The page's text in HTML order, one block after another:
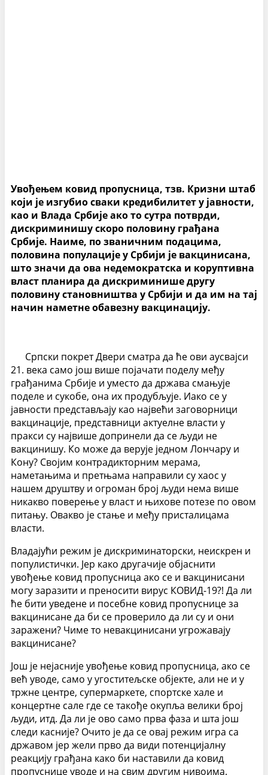
Увођењем ковид пропусница, тзв. Кризни штаб
који је изгубио сваки кредибилитет у јавности,
као и Влада Србије ако то сутра потврди,
дискриминишу скоро половину грађана
Србије. Наиме, по званичним подацима,
половина популације у Србији је вакцинисана,
што значи да ова недемократска и коруптивна
власт планира да дискриминише другу
половину становништва у Србији и да им на тај
начин наметне обавезну вакцинацију.
Српски покрет Двери сматра да ће ови аусвајси
21. века само још више појачати поделу међу
грађанима Србије и уместо да држава смањује
поделе и сукобе, она их продубљује. Иако се у
јавности представљају као највећи заговорници
вакцинације, представници актуелне власти у
пракси су највише допринели да се људи не
вакцинишу. Ко може да верује једном Лончару и
Кону? Својим контрадикторним мерама,
наметањима и претњама направили су хаос у
нашем друштву и огроман број људи нема више
никакво поверење у власт и њихове потезе по овом
питању. Овакво је стање и међу присталицама
власти.
Владајући режим је дискриминаторски, неискрен и
популистички. Јер како другачије објаснити
увођење ковид пропусница ако се и вакцинисани
могу заразити и преносити вирус КОВИД-19?! Да ли
ће бити уведене и посебне ковид пропуснице за
вакцинисане да би се проверило да ли су и они
заражени? Чиме то невакцинисани угрожавају
вакцинисане?
Још је нејасније увођење ковид пропусница, ако се
већ уводе, само у угоститељске објекте, али не и у
тржне центре, супермаркете, спортске хале и
концертне сале где се такође окупља велики број
људи, итд. Да ли је ово само прва фаза и шта још
следи касније? Очито је да се овај режим игра са
државом јер жели прво да види потенцијалну
реакцију грађана како би наставили да ковид
пропуснице уводе и на свим другим нивоима.